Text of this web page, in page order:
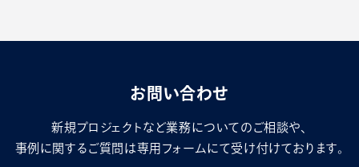
お問い合わせ
新規プロジェクトなど業務についてのご相談や、
事例に関するご質問は専用フォームにて受け付けております。